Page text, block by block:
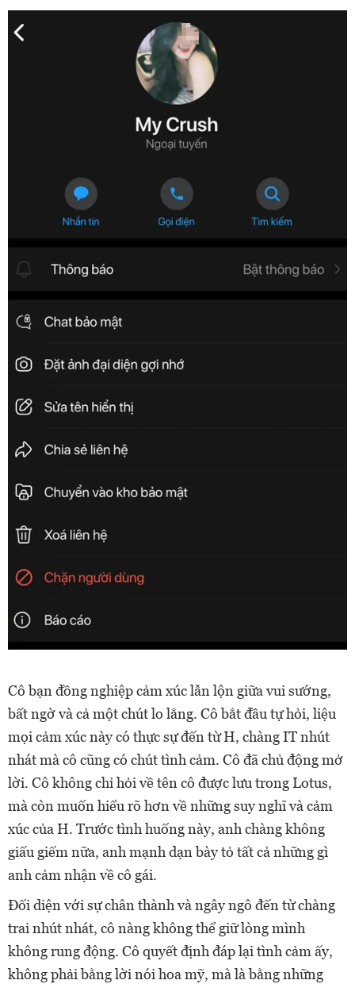
Cô bạn đồng nghiệp cảm xúc lẫn lộn giữa vui sướng,
bất ngờ và cả một chút lo lắng. Cô bắt đầu tự hỏi, liệu
mọi cảm xúc này có thực sự đến từ H, chàng IT nhút
nhát mà cô cũng có chút tình cảm. Cô đã chủ động mở
lời. Cô không chỉ hỏi về tên cô được lưu trong Lotus,
mà còn muốn hiểu rõ hơn về những suy nghĩ và cảm
xúc của H. Trước tình huống này, anh chàng không
giấu giếm nữa, anh mạnh dạn bày tỏ tất cả những gì
anh cảm nhận về cô gái.
Đối diện với sự chân thành và ngây ngô đến từ chàng
trai nhút nhát, cô nàng không thể giữ lòng mình
không rung động. Cô quyết định đáp lại tình cảm ấy,
không phải bằng lời nói hoa mỹ, mà là bằng những